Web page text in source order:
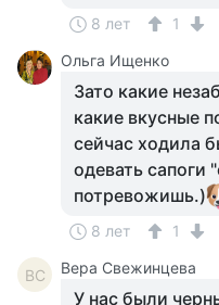
8 лет
1
Ольга Ищенко
Зато какие
какие вкусные
сейчас ходила
одевать сапоги
потревожишь.)
8 лет 1
ВС Вера Свежинцева
У нас были